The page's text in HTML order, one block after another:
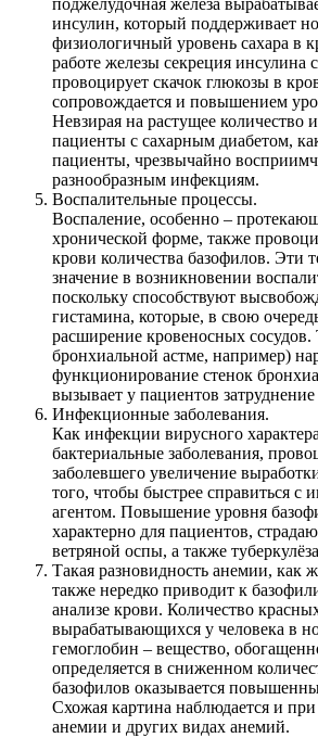
поджелудочная железа
инсулин, который поддерживает
физиологичный уровень сахара в
работе железы секреция инсулина
провоцирует скачок глюкозы в
сопровождается и повышением
Невзирая на растущее количество
пациенты с сахарным диабетом,
пациенты, чрезвычайно
разнообразным инфекциям.
Воспалительные процессы.
Воспаление, особенно –
хронической форме, также
крови количества базофилов. Эти
значение в возникновении
поскольку способствуют
гистамина, которые, в свою
расширение кровеносных
бронхиальной астме, например)
функционирование стенок
вызывает у пациентов
Инфекционные заболевания.
Как инфекции вирусного
бактериальные заболевания,
заболевшего увеличение
того, чтобы быстрее справиться
агентом. Повышение уровня
характерно для пациентов,
ветряной оспы, а также
Такая разновидность анемии, как
также нередко приводит к
анализе крови. Количество
вырабатывающихся у человека в
гемоглобин – вещество,
определяется в сниженном
базофилов оказывается
Схожая картина наблюдается и
анемии и других видах анемий.